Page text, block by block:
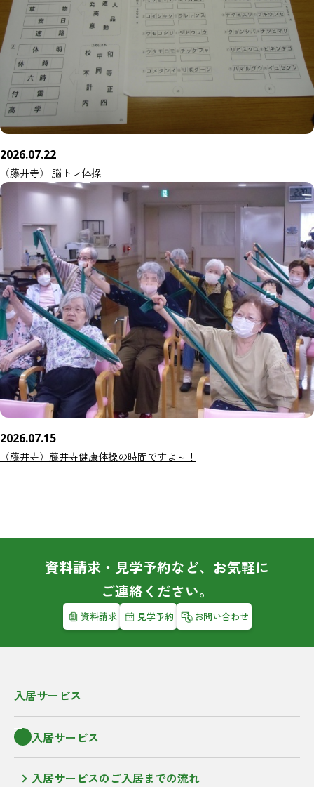
2026.07.22
（藤井寺） 脳トレ体操
2026.07.15
（藤井寺）藤井寺健康体操の時間ですよ～！
資料請求・見学予約など、お気軽に
ご連絡ください。
資料請求 見学予約 お問い合わせ
入居サービス
入居サービス
入居サービスのご入居までの流れ